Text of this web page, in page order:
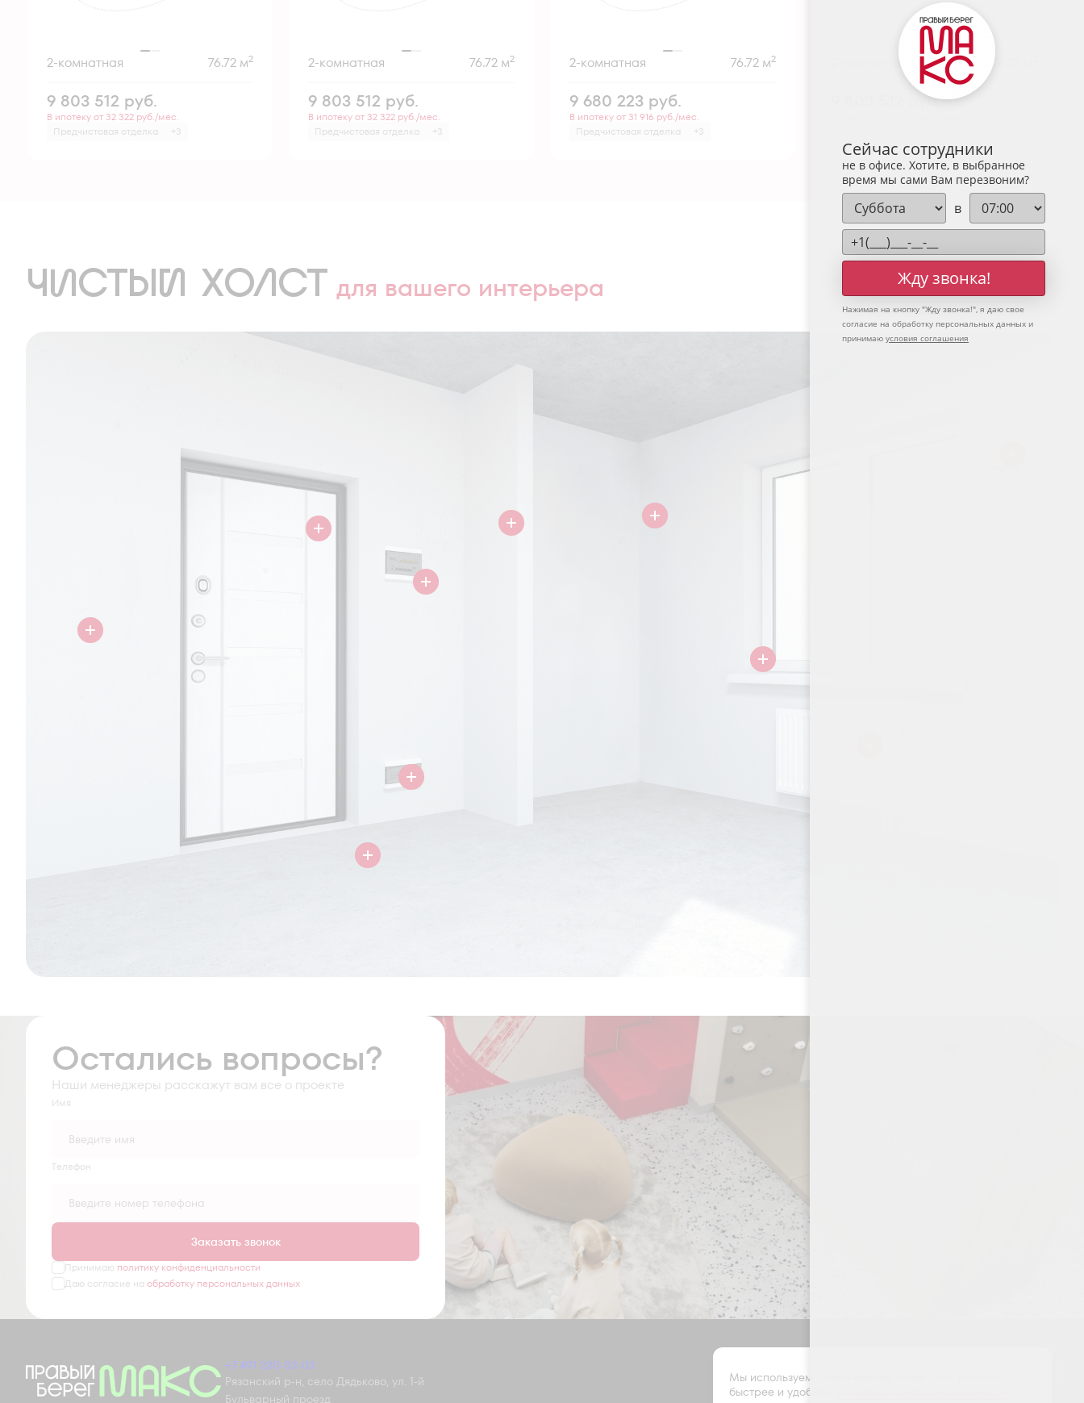
2-комнатная 76.72 м2
9 803 512 руб.
В ипотеку от 32 322 руб./мес.
Предчистовая отделка
+3
2-комнатная 76.72 м2
9 803 512 руб.
В ипотеку от 32 322 руб./мес.
Предчистовая отделка
+3
2-комнатная 76.72 м2
9 680 223 руб.
В ипотеку от 31 916 руб./мес.
Предчистовая отделка
+3
2-комнатная 76.72 м
руб.
ЧИСТЫЙ ХОЛСТ для вашего интерьера
Остались вопросы?
Наши менеджеры расскажут вам все о проекте
Имя
Tелефон
Заказать звонок
Принимаю политику конфиденциальности
Даю согласие на обработку персональных данных
+7 491 230-03-03
Рязанский р-н, село Дядьково, ул. 1-й
Бульварный проезд
Сейчас сотрудники
не в офисе. Хотите, в выбранное
время мы сами Вам перезвоним?
в
Жду звонка!
Нажимая на кнопку "Жду звонка!", я даю свое
согласие на обработку персональных данных и
принимаю условия соглашения
Мы используем cookie-файлы, чтобы сайт работал
быстрее и удобнее.